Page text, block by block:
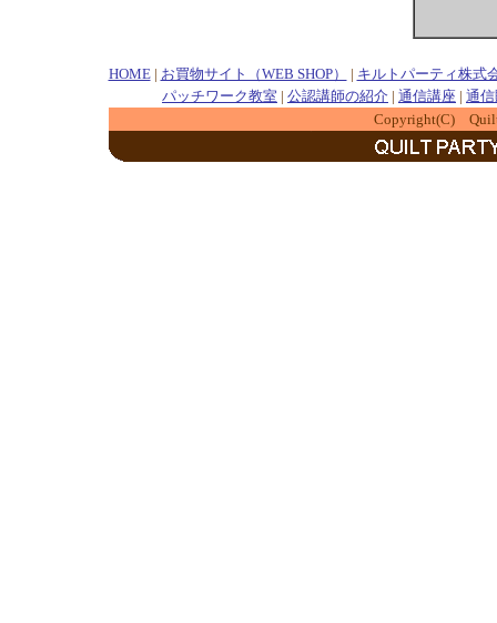
HOME| お買物サイト（WEB SHOP） | キルトパーティ株式
パッチワーク教室 | 公認講師の紹介 | 通信講座 | 通
Copyright(C) Quilt